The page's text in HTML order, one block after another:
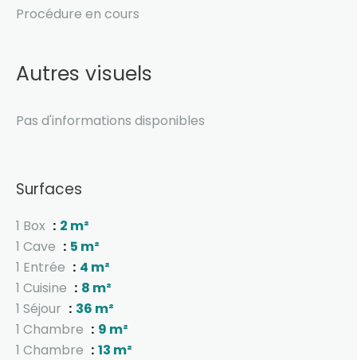
Procédure en cours
Autres visuels
Pas d'informations disponibles
Surfaces
1 Box
2 m²
1 Cave
5 m²
1 Entrée
4 m²
1 Cuisine
8 m²
1 Séjour
36 m²
1 Chambre
9 m²
1 Chambre
13 m²